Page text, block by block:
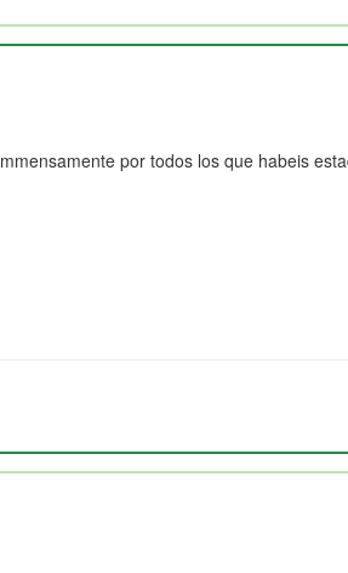
por todos los que habeis